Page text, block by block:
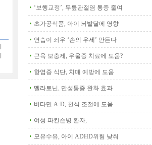
‘보행교정’, 무릎관절염 통증 줄여
초가공식품, 아이 뇌발달에 영향
연습이 좌우 ‘손의 우세’ 만든다
근육 보충제, 우울증 치료에 도움?
항염증 식단, 치매 예방에 도움
멜라토닌, 만성통증 완화 효과
비타민 A·D, 천식 조절에 도움
여성 파킨슨병 환자,
모유수유, 아이 ADHD위험 낮춰